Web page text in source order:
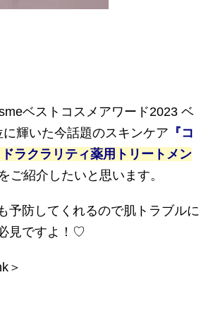
ベストコスメアワード2023 ベ
に輝いた今話題のスキンケア 『コ
ラクラリティ薬用トリートメン
をご紹介したいと思います。
予防してくれるので肌トラブルに
見ですよ！ ♡
＞